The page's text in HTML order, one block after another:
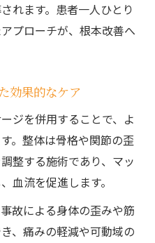
れます。患者一人ひとり
プローチが、根本改善へ
効果的なケア
ジを併用することで、よ
。整体は骨格や関節の歪
整する施術であり、マッ
血流を促進します。
故による身体の歪みや筋
、痛みの軽減や可動域の